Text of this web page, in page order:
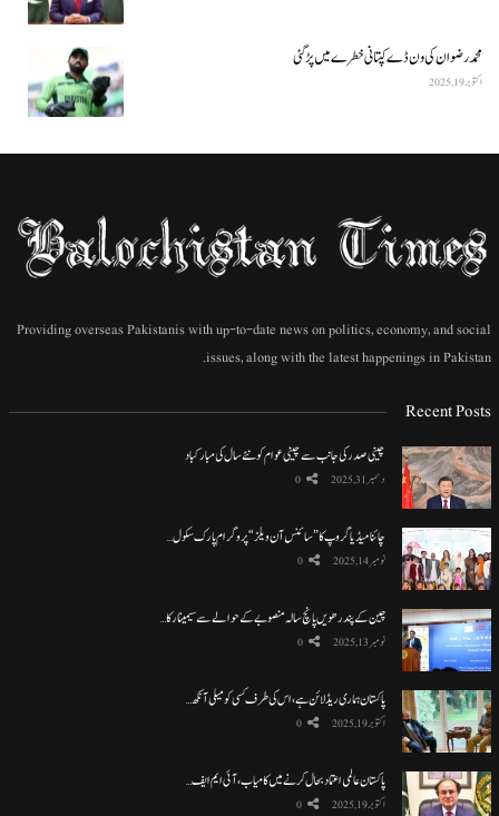
محمد رضوان کی ون ڈے کپتانی خطرے میں پڑ گئی
اکتوبر 19, 2025
Providing overseas Pakistanis with up-to-date news on politics, economy, and social
issues, along with the latest happenings in Pakistan.
Recent Posts
چینی صدر کی جانب سے چینی عوام کو نئے سال کی مبارکباد
دسمبر 31, 2025 0
چائنا میڈیا گروپ کا ”سائنس آن ویلز“ پروگرام پارک سکول…
نومبر 14, 2025 0
چین کے پندرھویں پانچ سالہ منصوبے کے حوالے سے سیمینار کا…
نومبر 13, 2025 0
پاکستان ہماری ریڈ لائن ہے، اس کی طرف کسی کو میلی آنکھ…
اکتوبر 19, 2025 0
پاکستان عالمی اعتماد بحال کرنے میں کامیاب، آئی ایم ایف…
اکتوبر 19, 2025 0